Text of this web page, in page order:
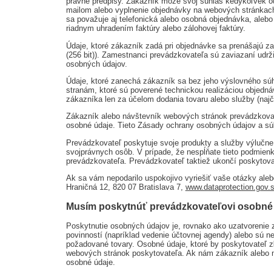
mailom alebo vyplnenie objednávky na webových
sa považuje aj telefonická alebo osobná objednávka,
riadnym uhradením faktúry alebo zálohovej faktúry.
Údaje, ktoré zákazník zadá pri objednávke sa prenášajú
(256 bit)). Zamestnanci prevádzkovateľa sú zaviazaní
osobných údajov.
Údaje, ktoré zanechá zákazník sa bez jeho výslovného
stranám, ktoré sú poverené technickou realizáciou
zákazníka len za účelom dodania tovaru alebo služby
Zákazník alebo návštevník webových stránok
osobné údaje. Tieto Zásady ochrany osobných údajov a
Prevádzkovateľ poskytuje svoje produkty a služby
svojprávnych osôb. V prípade, že nespĺňate tieto
prevádzkovateľa. Prevádzkovateľ taktiež ukončí
Ak sa vám nepodarilo uspokojivo vyriešiť vaše otázky
Hraničná 12, 820 07 Bratislava 7,
Musím poskytnúť prevádzkovateľovi osobné
Poskytnutie osobných údajov je, rovnako ako
povinností (napríklad vedenie účtovnej agendy) alebo sú
požadované tovary. Osobné údaje, ktoré by poskytovateľ
webových stránok poskytovateľa. Ak nám zákazník
osobné údaje.